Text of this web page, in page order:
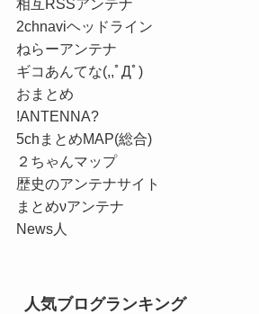
相互RSSアンテナ
2chnaviヘッドライン
ねらーアンテナ
ギコあんてな(,,ﾟДﾟ)
おまとめ
!ANTENNA?
5chまとめMAP(総合)
２ちゃんマップ
歴史のアンテナサイト
まとめνアンテナ
News人
人気ブログランキング